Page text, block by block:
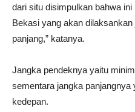
dari situ disimpulkan bahwa
Bekasi yang akan
panjang,” katanya.
Jangka pendeknya yaitu
sementara jangka panjangnya
kedepan.